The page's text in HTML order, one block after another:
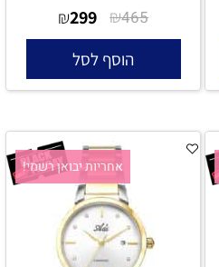
₪465
₪299
הוסף לסל
אחריות יבואן רשמי!